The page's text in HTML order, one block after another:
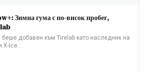
Зимна гума с по-висок пробег,
беше добавен към Tirelab като наследник на
X-Ice…